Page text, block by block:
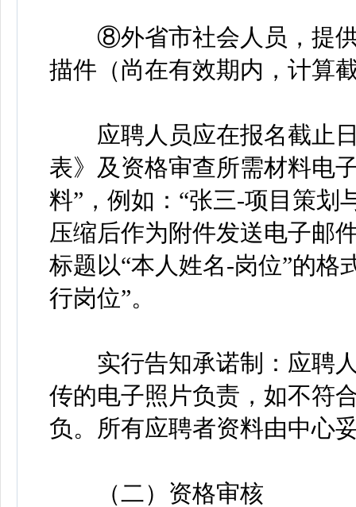
⑧外省市社会人员，提供
描件（尚在有效期内，计算
应聘人员应在报名截止日
表》及资格审查所需材料电
料”，例如：“张三-项目策划
压缩后作为附件发送电子邮
标题以“本人姓名-岗位”的格
行岗位”。
实行告知承诺制：应聘人
传的电子照片负责，如不符
负。所有应聘者资料由中心
（二）资格审核